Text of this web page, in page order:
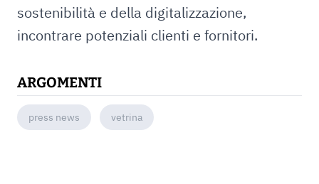
sostenibilità e della digitalizzazione,
incontrare potenziali clienti e fornitori.
ARGOMENTI
press news vetrina